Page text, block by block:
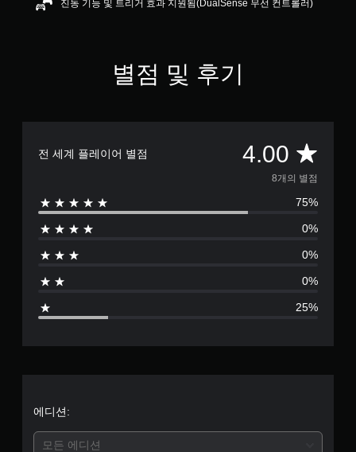
진동 기능 및 트리거 효과 지원됨(DualSense 무선 컨트롤러)
별점 및 후기
전 세계 플레이어 별점 4.00 총
8
별
점
로
8개의 별점
75%
0%
0%
0%
25%
에디션:
모든 에디션